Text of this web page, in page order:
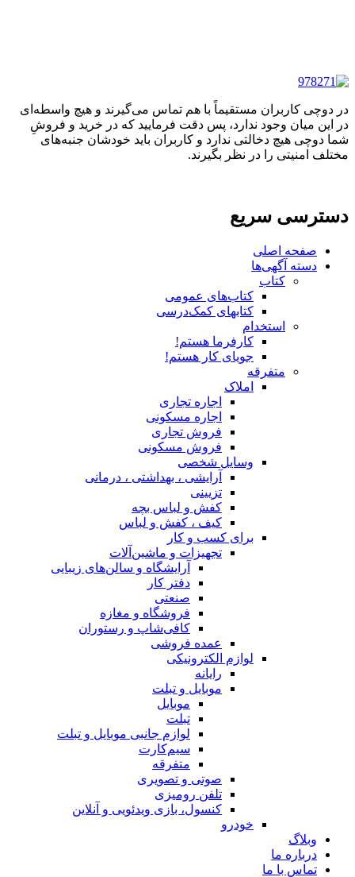
در دوچی کاربران مستقیماً با هم تماس می‌گیرند و هیچ واسطه‌ای
در این میان وجود ندارد، پس دقت فرمایید که در خرید و فروشِ
شما دوچی هیچ دخالتی ندارد و کاربران باید خودشان جنبه‌های
مختلف امنیتی را در نظر بگیرند.
دسترسی سریع
صفحه اصلی
دسته آگهی‌ها
کتاب
کتاب‌های عمومی
کتابهای کمک‌درسی
استخدام
کارفرما هستم!
جویای کار هستم!
متفرقه
املاک
اجاره تجاری
اجاره مسکونی
فروش تجاری
فروش مسکونی
وسایل شخصی
آرایشی ، بهداشتی ، درمانی
تزیینی
کفش و لباس بچه
کیف ، کفش و لباس
برای کسب و کار
تجهیزات و ماشین‌آلات
آرایشگاه و سالن‌های زیبایی
دفتر کار
صنعتی
فروشگاه و مغازه
کافی‌شاپ و رستوران
عمده فروشی
لوازم الکترونیکی
رایانه
موبایل و تبلت
موبایل
تبلت
لوازم جانبی موبایل و تبلت
سیم‌کارت
متفرقه
صوتی و تصویری
تلفن رومیزی
کنسول، بازی‌ ویدئویی و آنلاین
خودرو
وبلاگ
درباره ما
تماس با ما